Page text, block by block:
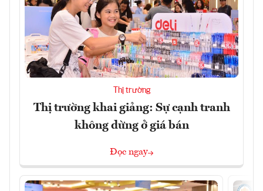
Thị trường
Thị trường khai giảng: Sự cạnh tranh
không dừng ở giá bán
Đọc ngay